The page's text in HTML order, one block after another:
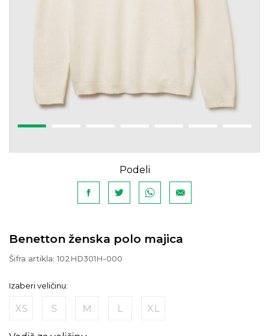
Podeli
Benetton ženska polo majica
Šifra artikla:102HD301H-000
Izaberi veličinu:
XS S M L XL